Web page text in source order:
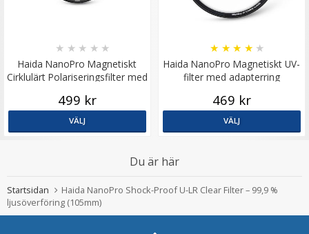
Haida NanoPro Magnetiskt
Cirklulärt Polariseringsfilter med
★ ★ ★ ★ ★
499 kr
VÄLJ
Haida NanoPro Magnetiskt UV-
filter med adapterring
★ ★ ★ ★ ★
469 kr
VÄLJ
Du är här
Startsidan
Haida NanoPro Shock-Proof U-LR Clear Filter – 99,9 %
ljusöverföring (105mm)